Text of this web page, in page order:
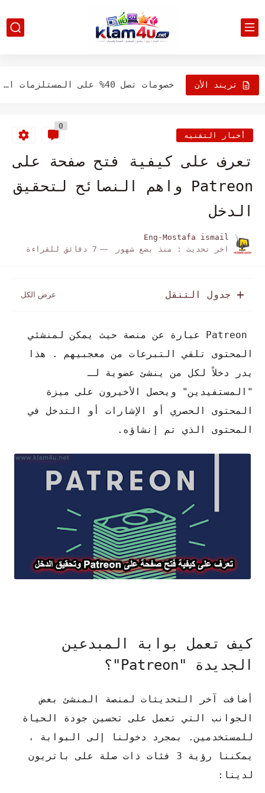
تريند الأن
المولد النبوي الشريف. معانٍ روحية واحتفالات شعبية
خصومات تصل 40% على المستلزمات المدرسية والغذائية ضمن مبادرة كلنا...
أخبار التقنيه
0
تعرف على كيفية فتح صفحة على
Patreon واهم النصائح لتحقيق
الدخل
Eng-Mostafa ismail
اخر تحديث :
منذ بضع شهور 7 دقائق للقراءة
جدول التنقل
Patreon عبارة عن منصة حيث يمكن لمنشئي
المحتوى تلقي التبرعات من معجبيهم . هذا
يدر دخلاً لكل من ينشئ عضوية لـ
"المستفيدين" ويحصل الأخيرون على ميزة
المحتوى الحصري أو الإشارات أو التدخل في
المحتوى الذي تم إنشاؤه.
كيف تعمل بوابة المبدعين
الجديدة "Patreon"؟
أضافت آخر التحديثات لمنصة المنشئ بعض
الجوانب التي تعمل على تحسين جودة الحياة
للمستخدمين. بمجرد دخولنا إلى البوابة ،
يمكننا رؤية 3 فئات ذات صلة على باتريون
لدينا: